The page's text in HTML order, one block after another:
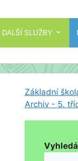
DALŠÍ SLUŽBY
Základní
Archiv - 5.